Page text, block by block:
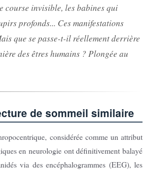
course invisible, les babines qui
profonds... Ces manifestations
que se passe-t-il réellement derrière
des êtres humains ? Plongée au
de sommeil similaire
considérée comme un attribut
en neurologie ont définitivement balayé
via des encéphalogrammes (EEG), les